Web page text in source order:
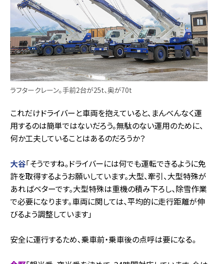
ラフタークレーン。手前2台が25t、奥が70t
これだけドライバーと車両を抱えていると、まんべんなく運
用するのは簡単ではないだろう。無駄のない運用のために、
何か工夫していることはあるのだろうか？
大谷「そうですね。ドライバーには何でも運転できるように免
許を取得するようお願いしています。大型、牽引、大型特殊が
あればベターです。大型特殊は重機の積み下ろし、除雪作業
で必要になります。車両に関しては、平均的に走行距離が伸
びるよう調整しています」
安全に運行するため、乗車前・乗車後の点呼は要になる。